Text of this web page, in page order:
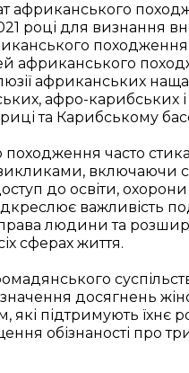
африканського
році для визнання
африканського
африканських
афро-карибських і
та Карибському
походження часто
включаючи
до освіти,
важливість
людини та
сферах життя.
досягнень
які підтримують
обізнаності про